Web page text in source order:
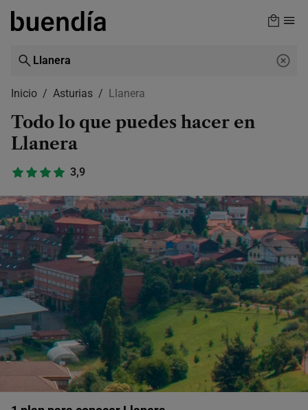
Skip
content
Inicio Asturias Llanera
Todo lo que puedes hacer en
Llanera
3,9